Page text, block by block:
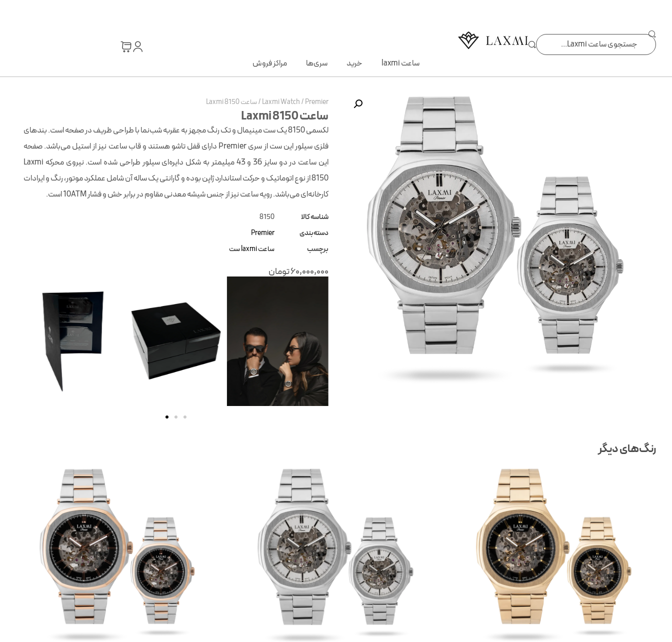
ساعت laxmi خرید سری‌ها مراکز فروش
Laxmi Watch/Premier
/ساعت Laxmi 8150
ساعت Laxmi 8150
لکسمی 8150 یک ست مینیمال و تک رنگ مجهز به عقربه شب‌نما با طراحی ظریف در صفحه است. بندهای
فلزی سیلور این ست از سری Premier دارای قفل تاشو هستند و قاب ساعت نیز از استیل می‌باشد. صفحه
این ساعت در دو سایز 36 و 43 میلیمتر به شکل دایره‌ای سیلور طراحی شده است. نیروی محرکه Laxmi
8150 از نوع اتوماتیک و حرکت استاندارد ژاپن بوده و گارانتی یک ساله آن شامل عملکرد موتور، رنگ و ایرادات
کارخانه‌ای می‌باشد. رویه ساعت نیز از جنس شيشه معدنى مقاوم در برابر خش و فشار 10ATM است.
شناسه کالا
8150
دسته‌بندی
Premier
برچسب
ساعت laxmi ست
60,000,000تومان
رنگ‌های دیگر